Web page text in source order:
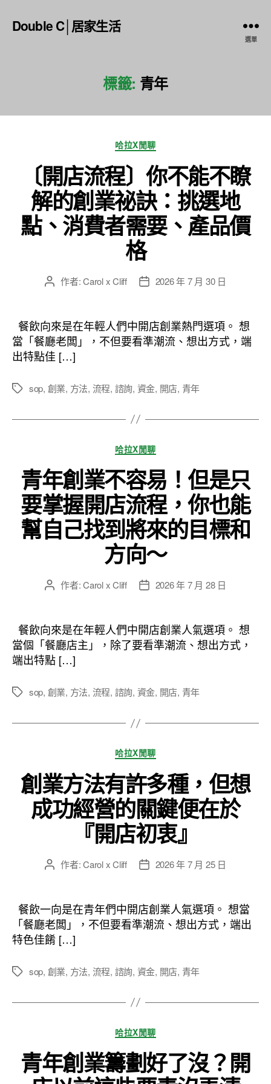
Double C│居家生活
選單
標籤: 青年
分
類
哈拉X閒聊
〔開店流程〕你不能不瞭
解的創業祕訣：挑選地
點、消費者需要、產品價
格
文
者
作者:Carol x Cliff
文
佈
日
期
2026 年 7 月 30 日
餐飲向來是在年輕人們中開店創業熱門選項。 想
當「餐廳老闆」，不但要看準潮流、想出方式，端
出特點佳 […]
標
sop, 創業, 方法, 流程, 諮詢, 資金, 開店, 青年
分
類
哈拉X閒聊
青年創業不容易！但是只
要掌握開店流程，你也能
幫自己找到將來的目標和
方向～
文
者
作者:Carol x Cliff
文
佈
日
期
2026 年 7 月 28 日
餐飲向來是在年輕人們中開店創業人氣選項。 想
當個「餐廳店主」，除了要看準潮流、想出方式，
端出特點 […]
標
sop, 創業, 方法, 流程, 諮詢, 資金, 開店, 青年
分
類
哈拉X閒聊
創業方法有許多種，但想
成功經營的關鍵便在於
『開店初衷』
文
者
作者:Carol x Cliff
文
佈
日
期
2026 年 7 月 25 日
餐飲一向是在青年們中開店創業人氣選項。 想當
「餐廳老闆」，不但要看準潮流、想出方式，端出
特色佳餚 […]
標
sop, 創業, 方法, 流程, 諮詢, 資金, 開店, 青年
分
類
哈拉X閒聊
青年創業籌劃好了沒？開